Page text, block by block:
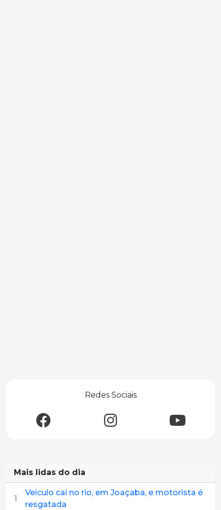
Redes Sociais
Mais lidas do dia
1
Veículo cai no rio, em Joaçaba, e motorista é
resgatada